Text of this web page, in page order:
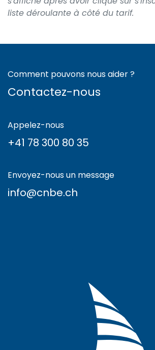
liste déroulante à côté du tarif.
Comment pouvons nous aider ?
Contactez-nous
Appelez-nous
+41 78 300 80 35
Envoyez-nous un message
info@cnbe.ch